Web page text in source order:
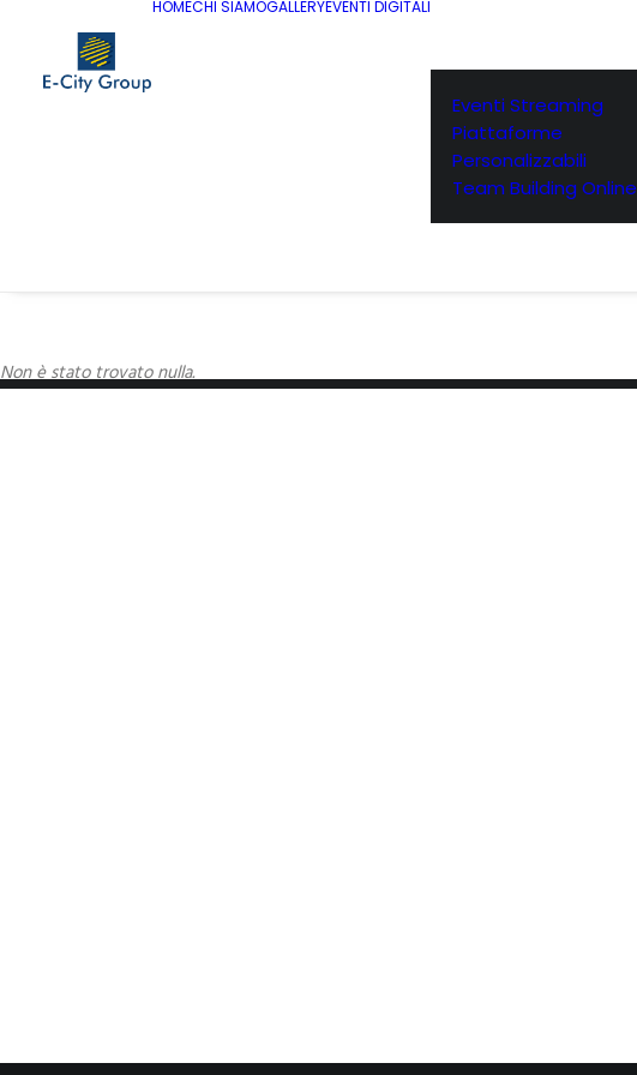
HOMECHI SIAMOGALLERYEVENTI DIGITALI
Eventi Streaming
Piattaforme
Personalizzabili
Team Building Online
Non è stato trovato nulla.